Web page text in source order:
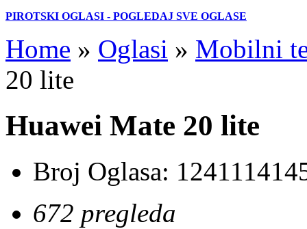
PIROTSKI OGLASI - POGLEDAJ SVE OGLASE
Home » Oglasi » Mobilni
20 lite
Huawei Mate 20 lite
Broj Oglasa:
672 pregleda